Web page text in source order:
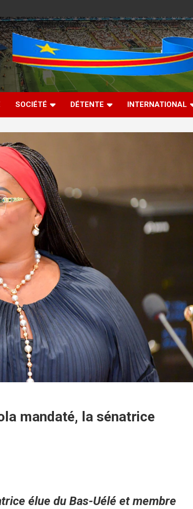
SOCIÉTÉ DÉTENTE INTERNATIONAL
mandaté, la sénatrice
élue du Bas-Uélé et membre